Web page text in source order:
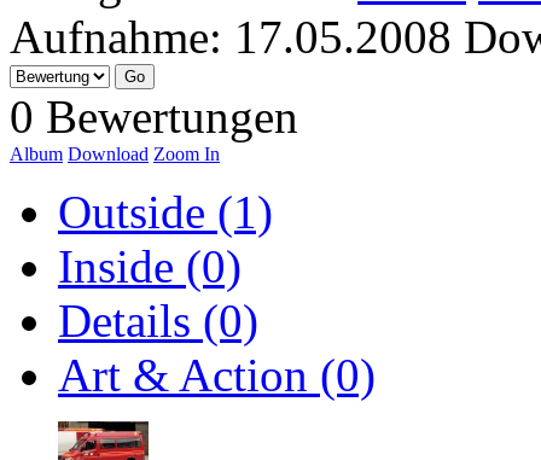
Aufnahme: 17.05.2008
0 Bewertungen
Album Download Zoom In
Outside (1)
Inside (0)
Details (0)
Art & Action (0)